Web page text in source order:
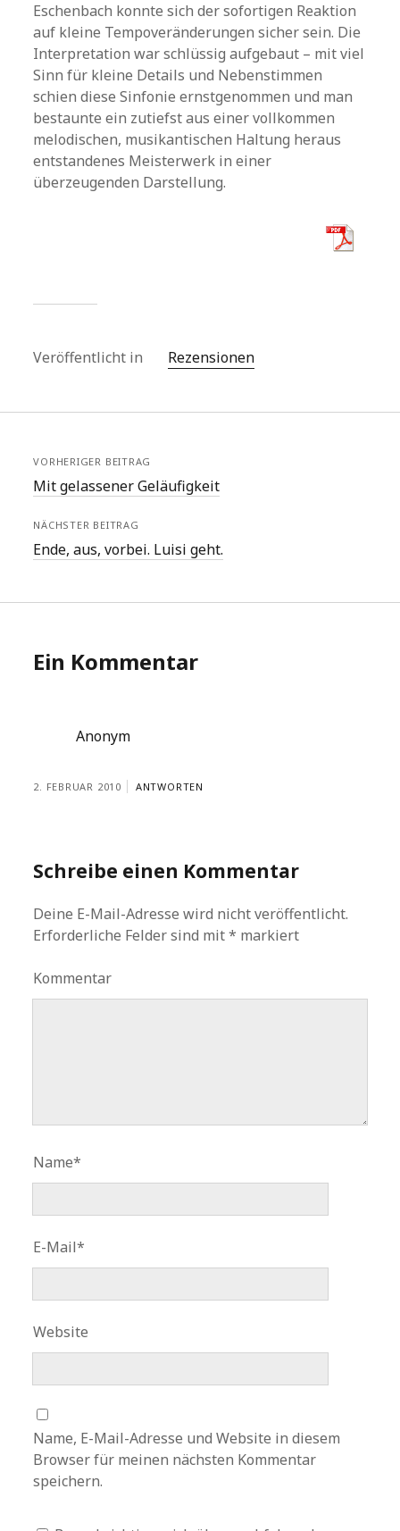
Eschenbach konnte sich der sofortigen Reaktion
auf kleine Tempoveränderungen sicher sein. Die
Interpretation war schlüssig aufgebaut – mit viel
Sinn für kleine Details und Nebenstimmen
schien diese Sinfonie ernstgenommen und man
bestaunte ein zutiefst aus einer vollkommen
melodischen, musikantischen Haltung heraus
entstandenes Meisterwerk in einer
überzeugenden Darstellung.
Veröffentlicht in Rezensionen
VORHERIGER BEITRAG
Mit gelassener Geläufigkeit
NÄCHSTER BEITRAG
Ende, aus, vorbei. Luisi geht.
Ein Kommentar
Anonym
2. FEBRUAR 2010 ANTWORTEN
Schreibe einen Kommentar
Deine E-Mail-Adresse wird nicht veröffentlicht.
Erforderliche Felder sind mit* markiert
Kommentar
Name*
E-Mail*
Website
Name, E-Mail-Adresse und Website in diesem
Browser für meinen nächsten Kommentar
speichern.